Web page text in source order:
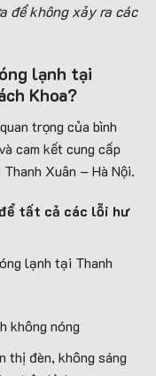
để không xảy ra các
lạnh tại
Khoa?
trọng của bình
cam kết cung cấp
Xuân – Hà Nội.
tất cả các lỗi hư
lạnh tại Thanh
không nóng
thị đèn, không sáng